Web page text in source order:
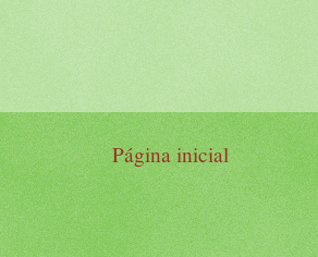
Página inicial